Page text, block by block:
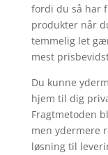
fordi du så har
produkter når
temmelig let
mest
Du kunne
hjem til dig
Fragtmetoden
men ydermere
løsning til